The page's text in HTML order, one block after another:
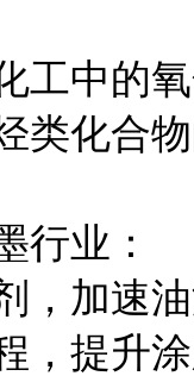
工中的
类化合
行业：
，加速
，提升